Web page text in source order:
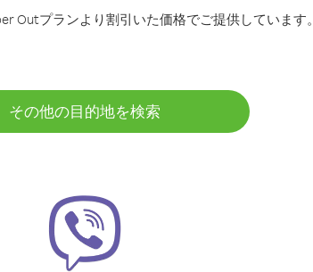
Outプランより割引いた価格でご提供しています。
その他の目的地を検索